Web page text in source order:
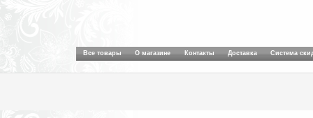
Все товары О магазине Контакты Доставка Система